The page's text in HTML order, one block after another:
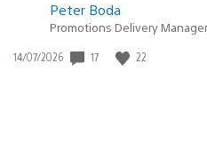
Peter Boda
Promotions Delivery
Data
14/07/2026 17 22